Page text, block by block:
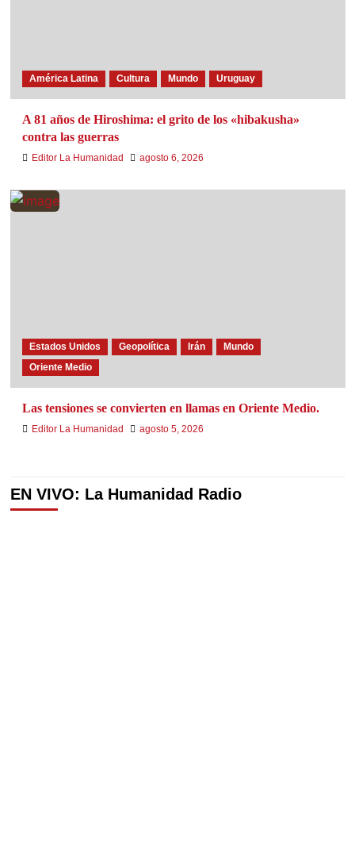
América Latina Cultura Mundo Uruguay
A 81 años de Hiroshima: el grito de los «hibakusha»
contra las guerras
Editor La Humanidad agosto 6, 2026
Estados Unidos Geopolítica Irán
Mundo
Oriente Medio
Las tensiones se convierten en llamas en Oriente Medio.
Editor La Humanidad agosto 5, 2026
EN VIVO: La Humanidad Radio